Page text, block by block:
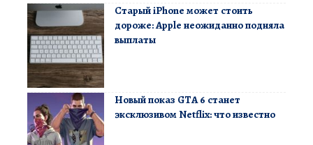
Старый iPhone может стоить
дороже: Apple неожиданно подняла
выплаты
Новый показ GTA 6 станет
эксклюзивом Netflix: что известно